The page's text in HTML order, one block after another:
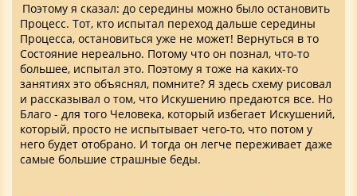
Поэтому я сказал: до середины можно было остановить
Процесс. Тот, кто испытал переход дальше середины
Процесса, остановиться уже не может! Вернуться в то
Состояние нереально. Потому что он познал, что-то
большее, испытал это. Поэтому я тоже на каких-то
занятиях это объяснял, помните? Я здесь схему рисовал
и рассказывал о том, что Искушению предаются все. Но
Благо - для того Человека, который избегает Искушений,
который, просто не испытывает чего-то, что потом у
него будет отобрано. И тогда он легче переживает даже
самые большие страшные беды.